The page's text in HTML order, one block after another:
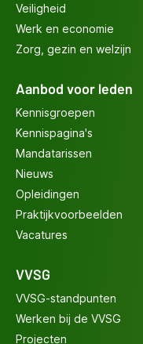
Veiligheid
Werk en economie
Zorg, gezin en welzijn
Aanbod voor leden
Kennisgroepen
Kennispagina's
Mandatarissen
Nieuws
Opleidingen
Praktijkvoorbeelden
Vacatures
VVSG
VVSG-standpunten
Werken bij de VVSG
Projecten